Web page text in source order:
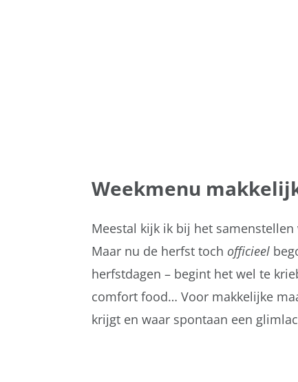
Weekmenu
Meestal kijk ik bij het
Maar nu de herfst toch officieel
herfstdagen – begint het wel te
comfort food… Voor makkelijke
krijgt en waar spontaan een